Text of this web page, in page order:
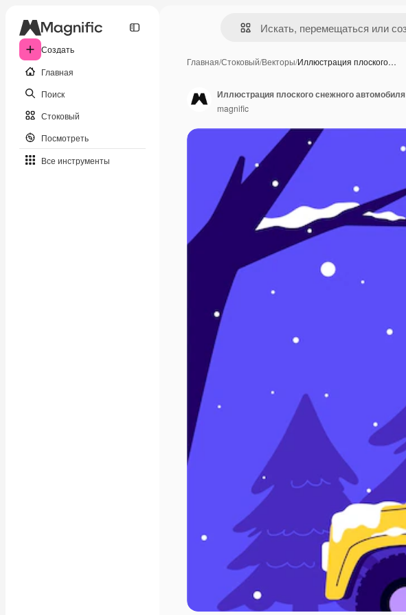
Создать
Главная
Поиск
Стоковый
Посмотреть
Все инструменты
Главная/Стоковый/Векторы/Иллюстрация плоского…
Иллюстрация плоского снежного автомобиля
magnific